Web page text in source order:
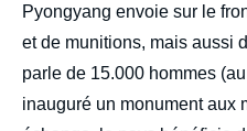
Pyongyang envoie sur le
et de munitions, mais aussi
parle de 15.000 hommes
inauguré un monument aux